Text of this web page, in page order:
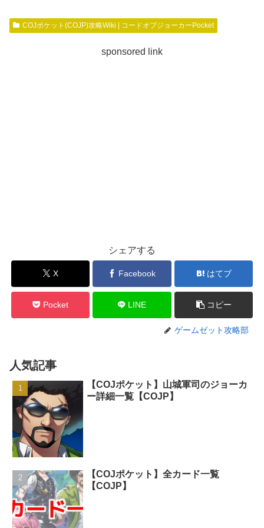
COJポケット(COJP)攻略Wiki | コードオブジョーカーPocket
sponsored link
シェアする
X Facebook はてブ
Pocket LINE コピー
ゲームゼット攻略部
人気記事
【COJポケット】山城軍司のジョーカ
ー詳細一覧【COJP】
【COJポケット】全カード一覧
【COJP】